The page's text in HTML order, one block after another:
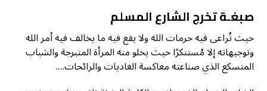
صبغـةتخرجالشارع المسلم
حيث تُراعى فيه حرمات الله ولا يقع فيه ما يخالف فيه أمر الله
وتوجيهاته إلا مُستنكرًا حيث يخلو منه المرأة المتبرجة والشباب
المتسكع الذي صناعته معاكسة الغاديات والرائحات….